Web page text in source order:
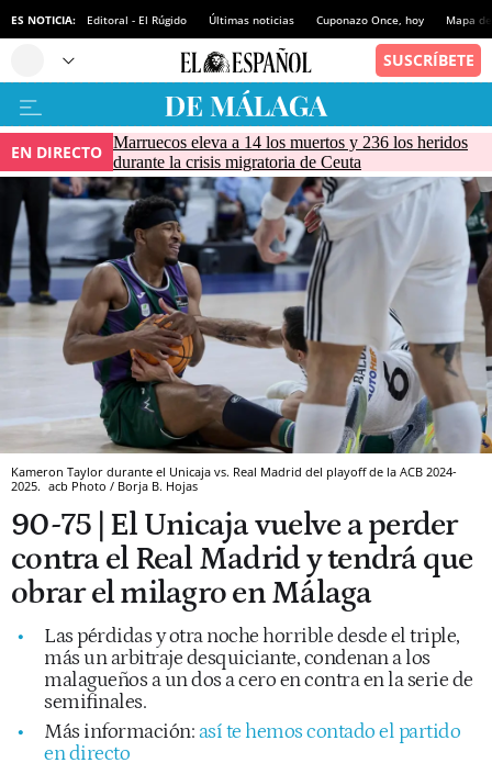
ES NOTICIA: Editoral - El Rúgido Últimas noticias Cuponazo Once, hoy Mapa
EN DIRECTO Marruecos eleva a 14 los muertos y 236 los heridos
durante la crisis migratoria de Ceuta
Kameron Taylor durante el Unicaja vs. Real Madrid del playoff de la ACB 2024-
2025. acb Photo / Borja B. Hojas
90-75 | El Unicaja vuelve a perder
contra el Real Madrid y tendrá que
obrar el milagro en Málaga
Las pérdidas y otra noche horrible desde el triple,
más un arbitraje desquiciante, condenan a los
malagueños a un dos a cero en contra en la serie de
semifinales.
Más información: así te hemos contado el partido
en directo